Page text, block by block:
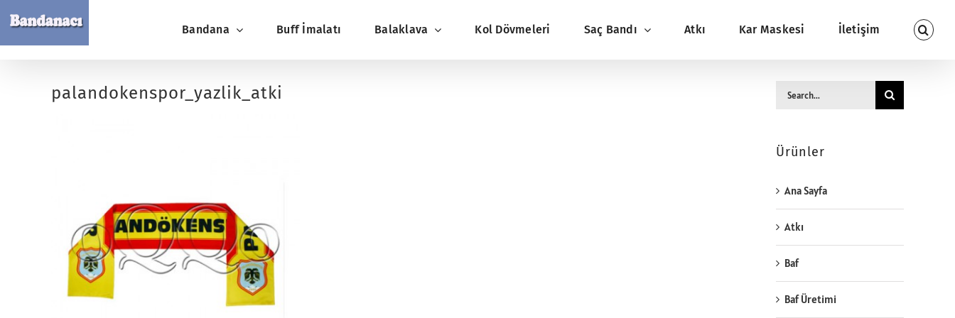
Bandana Buff İmalatı Balaklava Kol Dövmeleri Saç Bandı Atkı Kar Maskesi İletişim
palandokenspor_yazlik_atki
Search
Ürünler
Ana Sayfa
Atkı
Baf
Baf Üretimi